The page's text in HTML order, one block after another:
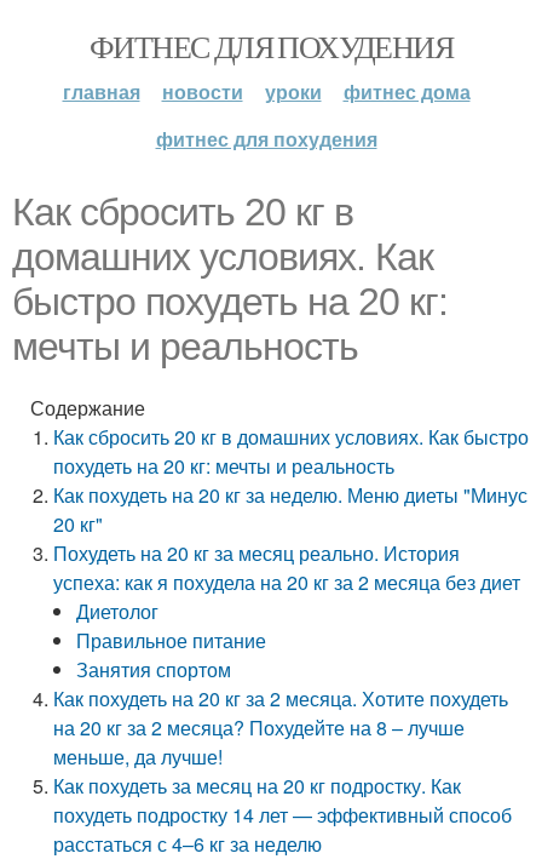
ФИТНЕС ДЛЯ ПОХУДЕНИЯ
главная новости уроки
фитнес дома
фитнес для похудения
Как сбросить 20 кг в
домашних условиях. Как
быстро похудеть на 20 кг:
мечты и реальность
Содержание
Как сбросить 20 кг в домашних условиях. Как быстро
похудеть на 20 кг: мечты и реальность
Как похудеть на 20 кг за неделю. Меню диеты "Минус
20 кг"
Похудеть на 20 кг за месяц реально. История
успеха: как я похудела на 20 кг за 2 месяца без диет
Диетолог
Правильное питание
Занятия спортом
Как похудеть на 20 кг за 2 месяца. Хотите похудеть
на 20 кг за 2 месяца? Похудейте на 8 – лучше
меньше, да лучше!
Как похудеть за месяц на 20 кг подростку. Как
похудеть подростку 14 лет — эффективный способ
расстаться с 4–6 кг за неделю